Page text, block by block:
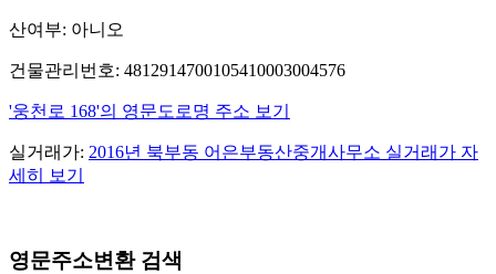
산여부: 아니오
건물관리번호: 4812914700105410003004576
'웅천로 168'의 영문도로명 주소 보기
실거래가: 2016년 북부동 어은부동산중개사무소 실거래가 자
세히 보기
영문주소변환 검색